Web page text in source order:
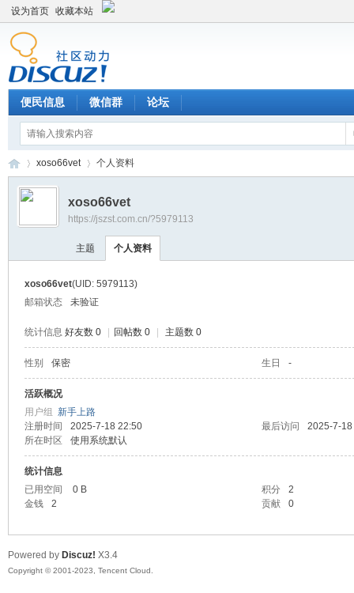
设为首页 收藏本站
便民信息 微信群 论坛
›
xoso66vet 个人资料
xoso66vet
https://jszst.com.cn/?5979113
主题 个人资料
xoso66vet(UID: 5979113)
邮箱状态
未验证
统计信息 好友数 0 回帖数 0 主题数 0
性别 保密 生日 -
活跃概况
用户组 新手上路
注册时间
2025-7-18 22:50 最后访问
2025-7-
所在时区
使用系统默认
统计信息
已用空间
0 B 积分
2
金钱
2 贡献 0
Powered by Discuz! X3.4
Copyright © 2001-2023, Tencent Cloud.